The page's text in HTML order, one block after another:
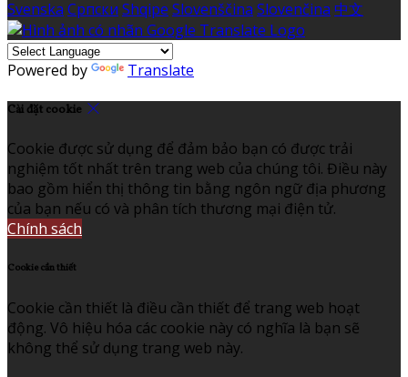
Svenska Српски Shqipe Slovenščina Slovenčina 中文
Powered by Translate
Cài đặt cookie
Cookie được sử dụng để đảm bảo bạn có được trải
nghiệm tốt nhất trên trang web của chúng tôi. Điều này
bao gồm hiển thị thông tin bằng ngôn ngữ địa phương
của bạn nếu có và phân tích thương mại điện tử.
Chính sách
Cookie cần thiết
Cookie cần thiết là điều cần thiết để trang web hoạt
động. Vô hiệu hóa các cookie này có nghĩa là bạn sẽ
không thể sử dụng trang web này.